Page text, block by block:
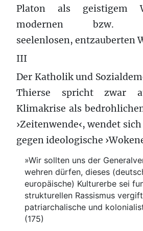
Platon als geistigem
modernen bzw.
seelenlosen, entzauberten
III
Der Katholik und
Thierse spricht zwar
Klimakrise als
›Zeitenwende‹, wendet
gegen ideologische
»Wir sollten uns der
wehren dürfen, dieses
europäische) Kulturerbe sei
strukturellen Rassismus
patriarchalische und
(175)